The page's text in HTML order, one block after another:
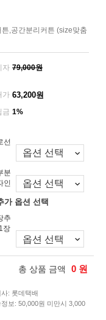
,공간분리커튼 (size맞춤
자 79,000원
가 63,200원
금 1%
선
분
인
가 옵션 선택
추
장
총 상품 금액 0 원
사: 롯데택배
보: 50,000원 미만시 3,000